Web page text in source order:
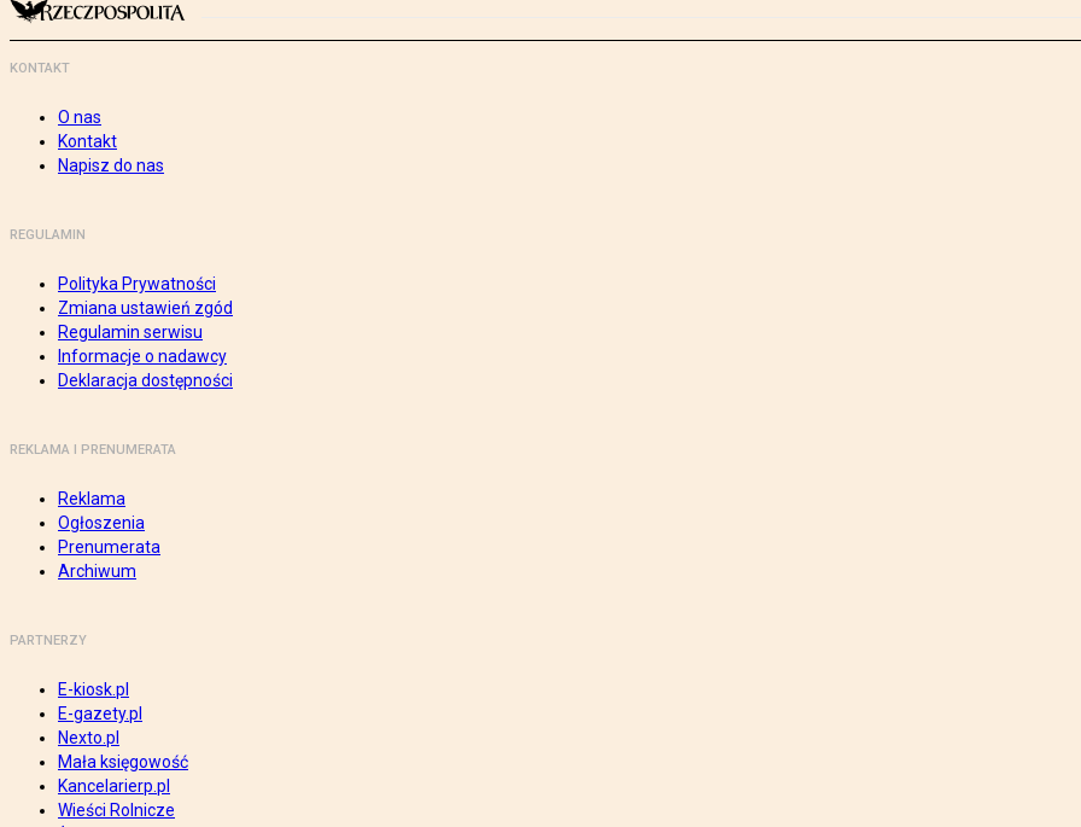
KONTAKT
O nas
Kontakt
Napisz do nas
REGULAMIN
Polityka Prywatności
Zmiana ustawień zgód
Regulamin serwisu
Informacje o nadawcy
Deklaracja dostępności
REKLAMA I PRENUMERATA
Reklama
Ogłoszenia
Prenumerata
Archiwum
PARTNERZY
E-kiosk.pl
E-gazety.pl
Nexto.pl
Mała księgowość
Kancelarierp.pl
Wieści Rolnicze